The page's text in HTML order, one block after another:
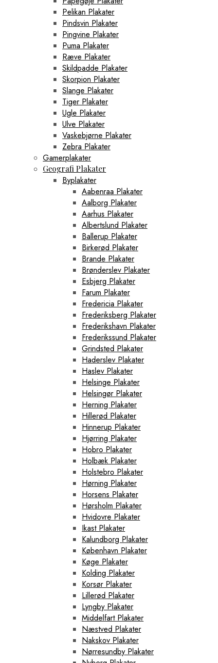
Pelikan Plakater
Pindsvin Plakater
Pingvine Plakater
Puma Plakater
Ræve Plakater
Skildpadde Plakater
Skorpion Plakater
Slange Plakater
Tiger Plakater
Ugle Plakater
Ulve Plakater
Vaskebjørne Plakater
Zebra Plakater
Gamerplakater
Geografi Plakater
Byplakater
Aabenraa Plakater
Aalborg Plakater
Aarhus Plakater
Albertslund Plakater
Ballerup Plakater
Birkerød Plakater
Brande Plakater
Brønderslev Plakater
Esbjerg Plakater
Farum Plakater
Fredericia Plakater
Frederiksberg Plakater
Frederikshavn Plakater
Frederikssund Plakater
Grindsted Plakater
Haderslev Plakater
Haslev Plakater
Helsinge Plakater
Helsingør Plakater
Herning Plakater
Hillerød Plakater
Hinnerup Plakater
Hjørring Plakater
Hobro Plakater
Holbæk Plakater
Holstebro Plakater
Hørning Plakater
Horsens Plakater
Hørsholm Plakater
Hvidovre Plakater
Ikast Plakater
Kalundborg Plakater
København Plakater
Køge Plakater
Kolding Plakater
Korsør Plakater
Lillerød Plakater
Lyngby Plakater
Middelfart Plakater
Næstved Plakater
Nakskov Plakater
Nørresundby Plakater